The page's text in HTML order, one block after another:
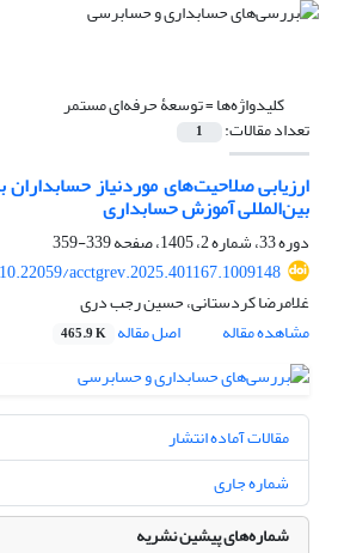
کلیدواژه‌ها =توسعۀ حرفه‌ای مستمر
تعداد مقالات: 1
ارزیابی صلاحیت‌‌های موردنیاز
بین‌‌المللی آموزش حسابداری
دوره 33، شماره 2، 1405، صفحه
339-359
10.22059/acctgrev.2025.401167.1009148
غلامرضا کردستانی، حسین رجب دری
مشاهده مقاله
اصل مقاله 465.9 K
مقالات آماده انتشار
شماره جاری
شماره‌های پیشین نشریه